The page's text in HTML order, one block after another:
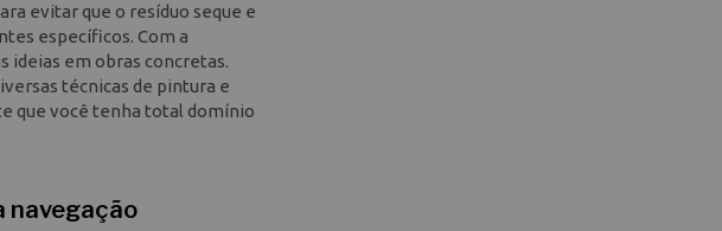
evitar que o resíduo seque e
específicos. Com a
ideias em obras concretas.
técnicas de pintura e
que você tenha total domínio
navegação